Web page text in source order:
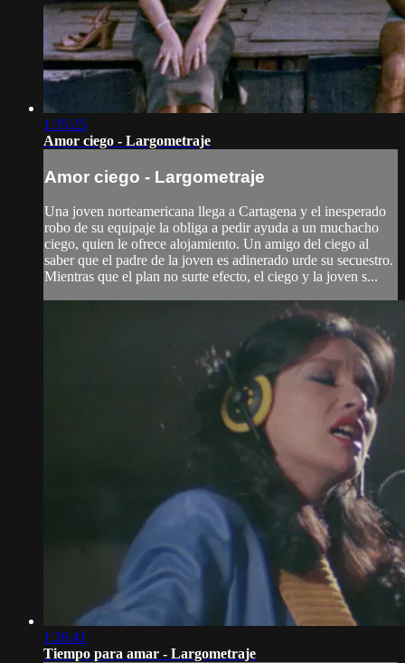
1:35:25
Amor ciego - Largometraje
Amor ciego - Largometraje
Una joven norteamericana llega a Cartagena y el inesperado
robo de su equipaje la obliga a pedir ayuda a un muchacho
ciego, quien le ofrece alojamiento. Un amigo del ciego al
saber que el padre de la joven es adinerado urde su secuestro.
Mientras que el plan no surte efecto, el ciego y la joven s...
1:26:41
Tiempo para amar - Largometraje